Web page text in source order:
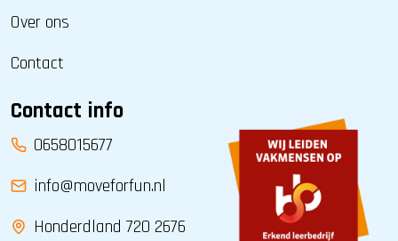
Over ons
Contact
Contact info
0658015677
info@moveforfun.nl
Honderdland 720 2676